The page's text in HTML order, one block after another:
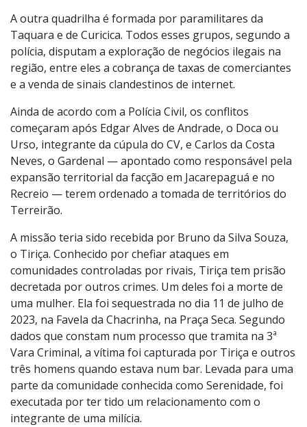
A outra quadrilha é formada por paramilitares da
Taquara e de Curicica. Todos esses grupos, segundo a
polícia, disputam a exploração de negócios ilegais na
região, entre eles a cobrança de taxas de comerciantes
e a venda de sinais clandestinos de internet.
Ainda de acordo com a Polícia Civil, os conflitos
começaram após Edgar Alves de Andrade, o Doca ou
Urso, integrante da cúpula do CV, e Carlos da Costa
Neves, o Gardenal — apontado como responsável pela
expansão territorial da facção em Jacarepaguá e no
Recreio — terem ordenado a tomada de territórios do
Terreirão.
A missão teria sido recebida por Bruno da Silva Souza,
o Tiriça. Conhecido por chefiar ataques em
comunidades controladas por rivais, Tiriça tem prisão
decretada por outros crimes. Um deles foi a morte de
uma mulher. Ela foi sequestrada no dia 11 de julho de
2023, na Favela da Chacrinha, na Praça Seca. Segundo
dados que constam num processo que tramita na 3ª
Vara Criminal, a vítima foi capturada por Tiriça e outros
três homens quando estava num bar. Levada para uma
parte da comunidade conhecida como Serenidade, foi
executada por ter tido um relacionamento com o
integrante de uma milícia.